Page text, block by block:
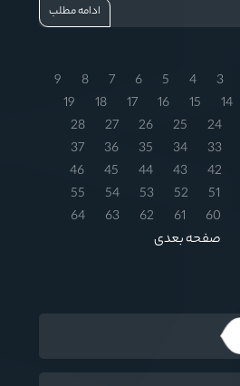
ادامه مطلب
3
4
5
6
7
8
9
14
15
16
17
18
19
24
25
26
27
28
33
34
35
36
37
42
43
44
45
46
51
52
53
54
55
60
61
62
63
64
صفحه بعدی